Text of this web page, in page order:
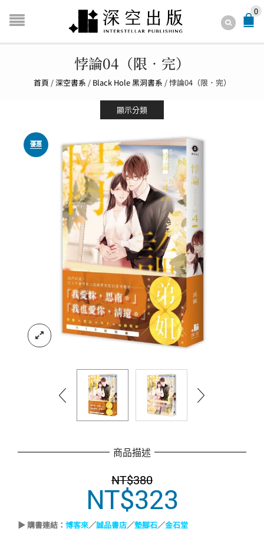
0
悖論04（限．完）
首頁 /深空書系 / Black Hole 黑洞書系 /悖論04（限．完）
優惠
商品描述
NT$380
原
始
價
NT$323
價
▶ 購書連結： 博客來／誠品書店／墊腳石／金石堂
顯示分類